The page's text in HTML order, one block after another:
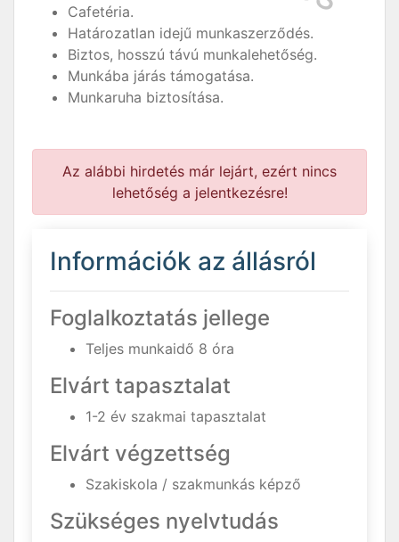
Cafetéria.
Határozatlan idejű munkaszerződés.
Biztos, hosszú távú munkalehetőség.
Munkába járás támogatása.
Munkaruha biztosítása.
Az alábbi hirdetés már lejárt, ezért nincs
lehetőség a jelentkezésre!
Információk az állásról
Foglalkoztatás jellege
Teljes munkaidő 8 óra
Elvárt tapasztalat
1-2 év szakmai tapasztalat
Elvárt végzettség
Szakiskola / szakmunkás képző
Szükséges nyelvtudás